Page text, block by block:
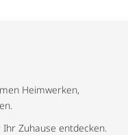
Heimwerken,
Zuhause entdecken.